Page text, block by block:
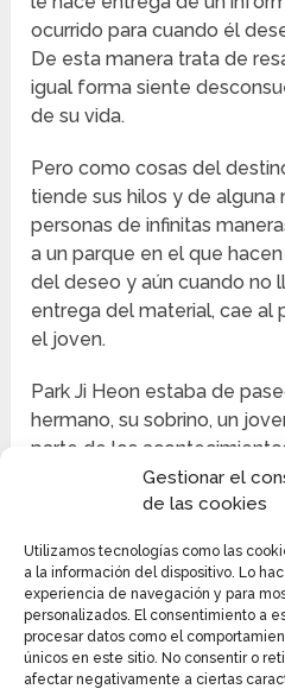
Gestionar el
de las cookies
Utilizamos tecnologías como las
a la información del dispositivo. Lo
experiencia de navegación y para
personalizados. El consentimiento a
procesar datos como el
únicos en este sitio. No consentir o
afectar negativamente a ciertas
ocurrido para cuando él
De esta manera trata de
igual forma siente
de su vida.
Pero como cosas del
tiende sus hilos y de alguna
personas de infinitas
a un parque en el que
del deseo y aún cuando no
entrega del material, cae al
el joven.
Park Ji Heon estaba de
hermano, su sobrino, un
parte de los
El niño al ver llorar a Kim
compartir su globo y allí se